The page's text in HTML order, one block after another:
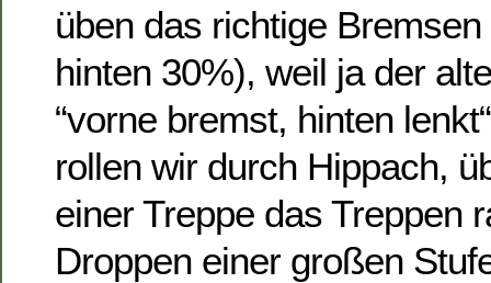
üben das richtige
hinten 30%), weil ja der
“vorne bremst, hinten
rollen wir durch Hippach,
einer Treppe das Treppen
Droppen einer großen